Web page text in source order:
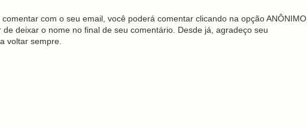
com o seu email, você poderá comentar clicando na opção ANÔNIMO,
deixar o nome no final de seu comentário. Desde já, agradeço seu
voltar sempre.